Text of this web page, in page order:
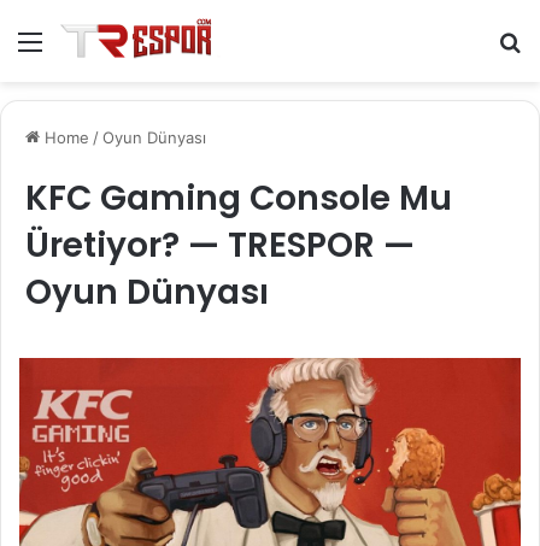
Home /Oyun Dünyası
KFC Gaming Console Mu
Üretiyor? — TRESPOR —
Oyun Dünyası